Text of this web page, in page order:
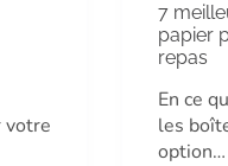
votre
7
papier
repas
En ce
les
option…